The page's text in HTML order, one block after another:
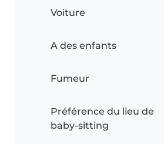
Voiture
A des enfants
Fumeur
Préférence du lieu de
baby-sitting